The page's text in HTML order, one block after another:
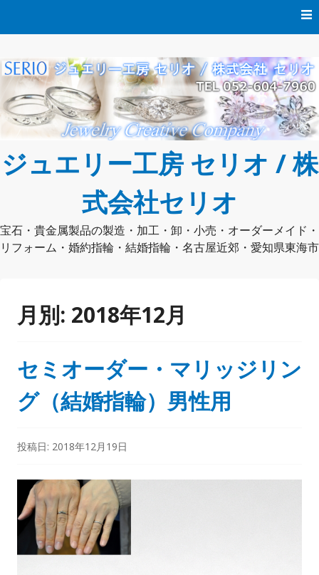
ン
ツ
へ
ス
キ
ジュエリー工房 セリオ / 株
式会社セリオ
宝石・貴金属製品の製造・加工・卸・小売・オーダーメイド・
リフォーム・婚約指輪・結婚指輪・名古屋近郊・愛知県東海市
月別: 2018年12月
セミオーダー・マリッジリン
グ（結婚指輪）男性用
投稿日: 2018年12月19日